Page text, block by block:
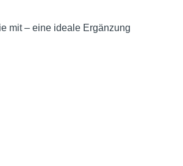
mit – eine ideale Ergänzung